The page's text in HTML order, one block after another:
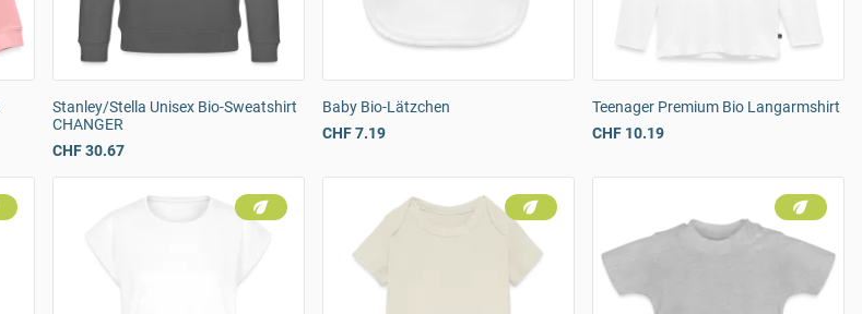
Stanley/Stella Unisex Bio-Sweatshirt
CHANGER
CHF 30.67
Baby Bio-Lätzchen
CHF 7.19
Teenager Premium Bio Langarmshirt
CHF 10.19